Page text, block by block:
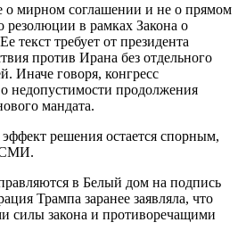
о мирном соглашении и не о прямом
в рамках Закона о
текст требует от президента
против Ирана без отдельного
Иначе говоря, конгресс
недопустимости продолжения
мандата.
решения остается спорным,
СМИ.
в Белый дом на подпись
Трампа заранее заявляла, что
силы закона и противоречащими